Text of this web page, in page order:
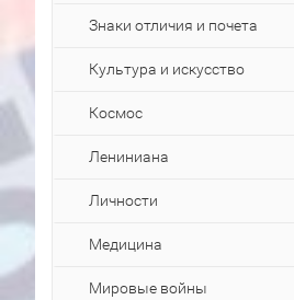
Знаки отличия и почета
Культура и искусство
Космос
Лениниана
Личности
Медицина
Мировые войны